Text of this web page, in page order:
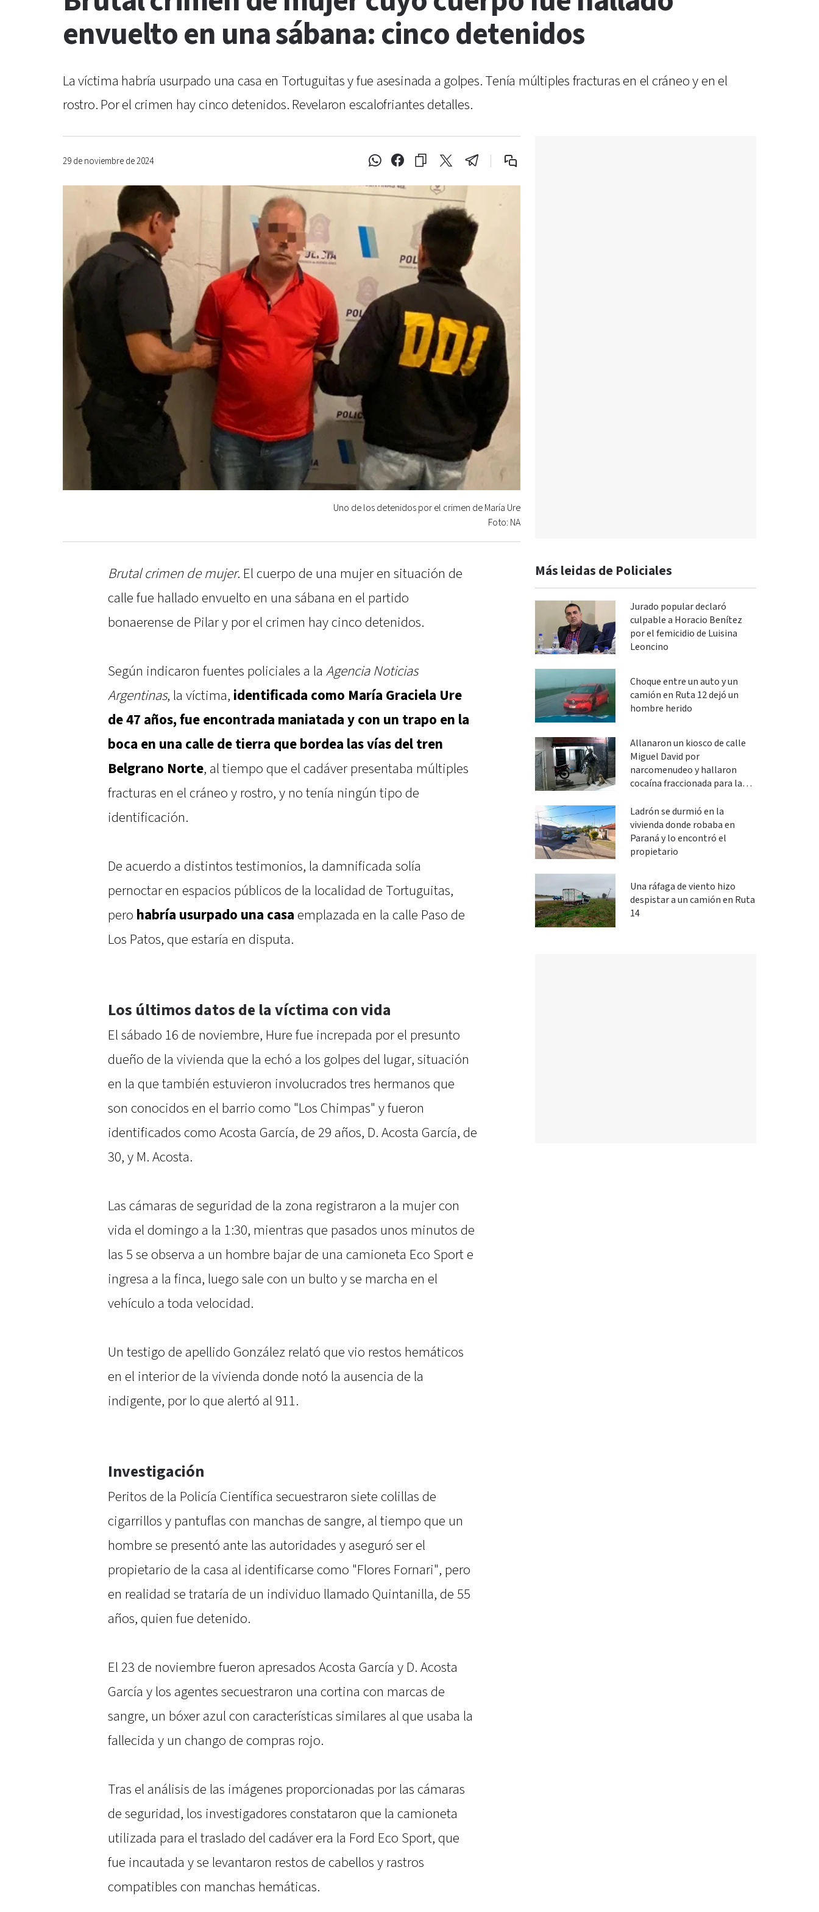
envuelto en una sábana: cinco detenidos
La víctima habría usurpado una casa en Tortuguitas y fue asesinada a golpes. Tenía múltiples fracturas en el cráneo y en el
rostro. Por el crimen hay cinco detenidos. Revelaron escalofriantes detalles.
29 de noviembre de 2024
Uno de los detenidos por el crimen de María Ure
Foto: NA
Brutal crimen de mujer. El cuerpo de una mujer en situación de
calle fue hallado envuelto en una sábana en el partido
bonaerense de Pilar y por el crimen hay cinco detenidos.
Según indicaron fuentes policiales a la Agencia Noticias
Argentinas, la víctima, identificada como María Graciela Ure
de 47 años, fue encontrada maniatada y con un trapo en la
boca en una calle de tierra que bordea las vías del tren
Belgrano Norte, al tiempo que el cadáver presentaba múltiples
fracturas en el cráneo y rostro, y no tenía ningún tipo de
identificación.
De acuerdo a distintos testimonios, la damnificada solía
pernoctar en espacios públicos de la localidad de Tortuguitas,
pero habría usurpado una casa emplazada en la calle Paso de
Los Patos, que estaría en disputa.
Los últimos datos de la víctima con vida
El sábado 16 de noviembre, Hure fue increpada por el presunto
dueño de la vivienda que la echó a los golpes del lugar, situación
en la que también estuvieron involucrados tres hermanos que
son conocidos en el barrio como "Los Chimpas" y fueron
identificados como Acosta García, de 29 años, D. Acosta García, de
30, y M. Acosta.
Las cámaras de seguridad de la zona registraron a la mujer con
vida el domingo a la 1:30, mientras que pasados unos minutos de
las 5 se observa a un hombre bajar de una camioneta Eco Sport e
ingresa a la finca, luego sale con un bulto y se marcha en el
vehículo a toda velocidad.
Un testigo de apellido González relató que vio restos hemáticos
en el interior de la vivienda donde notó la ausencia de la
indigente, por lo que alertó al 911.
Investigación
Peritos de la Policía Científica secuestraron siete colillas de
cigarrillos y pantuflas con manchas de sangre, al tiempo que un
hombre se presentó ante las autoridades y aseguró ser el
propietario de la casa al identificarse como "Flores Fornari", pero
en realidad se trataría de un individuo llamado Quintanilla, de 55
años, quien fue detenido.
El 23 de noviembre fueron apresados Acosta García y D. Acosta
García y los agentes secuestraron una cortina con marcas de
sangre, un bóxer azul con características similares al que usaba la
fallecida y un chango de compras rojo.
Tras el análisis de las imágenes proporcionadas por las cámaras
de seguridad, los investigadores constataron que la camioneta
utilizada para el traslado del cadáver era la Ford Eco Sport, que
fue incautada y se levantaron restos de cabellos y rastros
compatibles con manchas hemáticas.
Más leidas de Policiales
Jurado popular declaró
culpable a Horacio Benítez
por el femicidio de Luisina
Leoncino
Choque entre un auto y un
camión en Ruta 12 dejó un
hombre herido
Allanaron un kiosco de calle
Miguel David por
narcomenudeo y hallaron
cocaína fraccionada para la
Ladrón se durmió en la
vivienda donde robaba en
Paraná y lo encontró el
propietario
Una ráfaga de viento hizo
despistar a un camión en Ruta
14